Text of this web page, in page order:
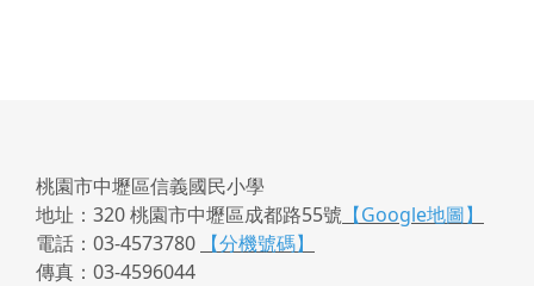
桃園市中壢區信義國民小學
地址：320 桃園市中壢區成都路55號 【Google地圖】
電話：03-4573780
【分機號碼】
傳真：03-4596044